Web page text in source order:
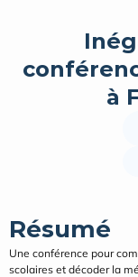
à
Résumé
Une conférence pour
scolaires et décoder la